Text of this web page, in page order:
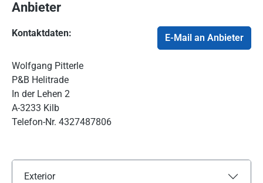
Anbieter
Kontaktdaten:
Wolfgang Pitterle
P&B Helitrade
In der Lehen 2
A-3233 Kilb
Telefon-Nr. 4327487806
E-Mail an Anbieter
Exterior